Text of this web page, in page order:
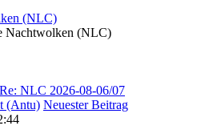
(NLC)
Nachtwolken (NLC)
Re: NLC 2026-08-06/07
(Antu) Neuester Beitrag